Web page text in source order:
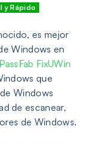
y Rápido
es mejor
Windows en
PassFab FixUWin
que
Windows
de escanear,
de Windows.